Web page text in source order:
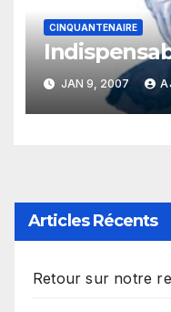
CINQUANTENAIRE
JAN 9, 2007
Articles Récents
Retour sur notre